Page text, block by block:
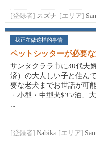
[登録者] スズナ [エリア]
我正在做这样的事情
ペットシッターが必要
サンタクララ市に30代夫
済）の大人しい子と住ん
要な老犬までお世話が可能
・小型・中型犬$35/泊、
...
[登録者] Nabika [エリア]